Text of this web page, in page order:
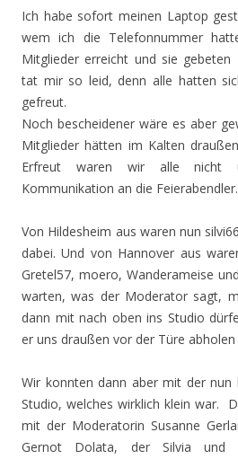
Ich habe sofort meinen Laptop
wem ich die Telefonnummer
Mitglieder erreicht und sie gebeten
tat mir so leid, denn alle hatten
gefreut.
Noch bescheidener wäre es aber
Mitglieder hätten im Kalten
Erfreut waren wir alle nicht
Kommunikation an die Feierabendler.
Von Hildesheim aus waren nun
dabei. Und von Hannover aus
Gretel57, moero, Wanderameise
warten, was der Moderator sagt,
dann mit nach oben ins Studio
er uns draußen vor der Türe
Wir konnten dann aber mit der nun
Studio, welches wirklich klein war.
mit der Moderatorin Susanne
Gernot Dolata, der Silvia und